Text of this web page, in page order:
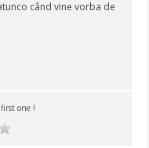
când vine vorba de
one !